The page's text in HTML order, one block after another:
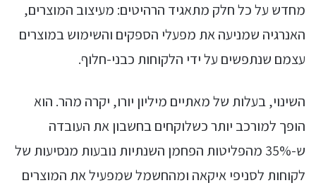
מחדש על כל חלק מתאגיד הרהיטים: מעיצוב המוצרים,
האנרגיה שמניעה את מפעלי הספקים והשימוש במוצרים
עצמם שנתפשים על ידי הלקוחות כבני-חלוף.
השינוי, בעלות של מאתיים מיליון יורו, יקרה מהר. הוא
הופך למורכב יותר כשלוקחים בחשבון את העובדה
ש-35% מהפליטות הפחמן השנתיות נובעות מנסיעות של
לקוחות לסניפי איקאה ומהחשמל שמפעיל את המוצרים